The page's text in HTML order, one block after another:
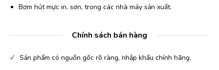
Bơm hút mực in, sơn, trong các nhà máy sản xuất.
Chính sách bán hàng
Sản phẩm có nguồn gốc rõ ràng, nhập khẩu chính hãng.